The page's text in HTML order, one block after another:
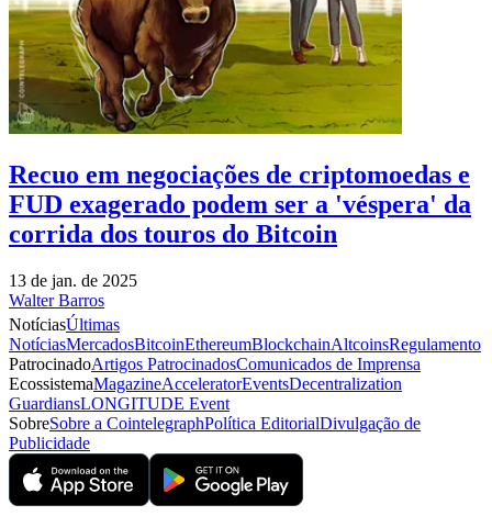
Recuo em negociações de criptomoedas e
FUD exagerado podem ser a 'véspera' da
corrida dos touros do Bitcoin
13 de jan. de 2025
Walter Barros
NotíciasÚltimas
NotíciasMercadosBitcoinEthereumBlockchainAltcoinsRegulamento
PatrocinadoArtigos PatrocinadosComunicados de Imprensa
EcossistemaMagazineAcceleratorEventsDecentralization
GuardiansLONGITUDE Event
SobreSobre a CointelegraphPolítica EditorialDivulgação de
Publicidade